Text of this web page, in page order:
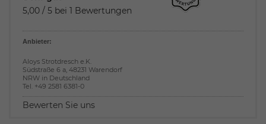
5,00 / 5 bei 1 Bewertungen
Anbieter:
Aloys Strotdresch e.K.
Südstraße 6 a, 48231 Warendorf
NRW in Deutschland
Tel. +49 2581 6381-0
Bewerten Sie uns